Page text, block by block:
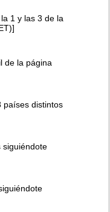
1 y las 3 de la
de la página
países distintos
siguiéndote